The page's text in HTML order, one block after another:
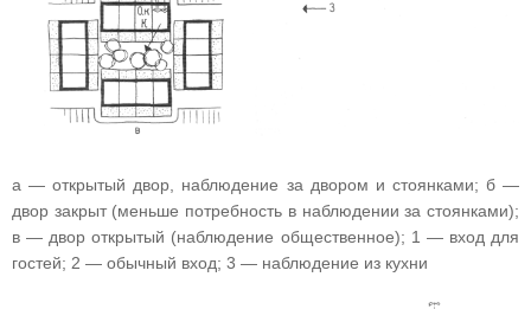
а — открытый двор, наблюдение за двором и стоянками; б —
двор закрыт (меньше потребность в наблюдении за стоянками);
в — двор открытый (наблюдение общественное); 1 — вход для
гостей; 2 — обычный вход; 3 — наблюдение из кухни